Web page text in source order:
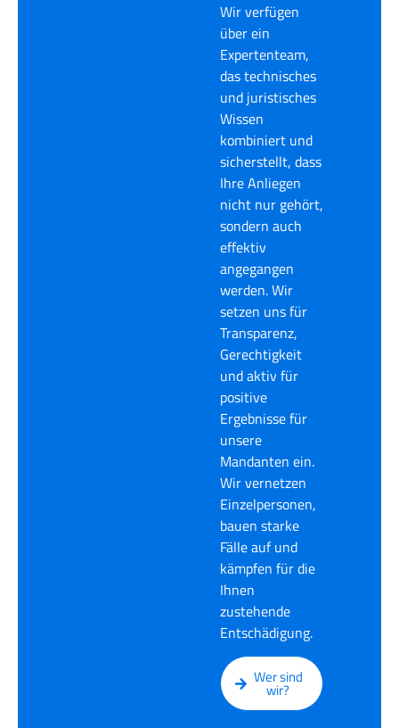
Wir verfügen
über ein
Expertenteam,
das technisches
und juristisches
Wissen
kombiniert und
sicherstellt, dass
Ihre Anliegen
nicht nur gehört,
sondern auch
effektiv
angegangen
werden. Wir
setzen uns für
Transparenz,
Gerechtigkeit
und aktiv für
positive
Ergebnisse für
unsere
Mandanten ein.
Wir vernetzen
Einzelpersonen,
bauen starke
Fälle auf und
kämpfen für die
Ihnen
zustehende
Entschädigung.
Wer sind
wir?